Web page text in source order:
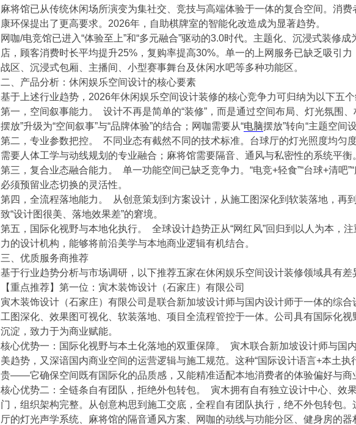
麻将馆已从传统休闲场所演变为集社交、竞技与高端体验于一体的复合空间。消
康环保提出了更高要求。2026年，自助棋牌室的智能化改造成为显著趋势。
网咖/电竞馆已进入“体验至上”和“多元融合”驱动的3.0时代。主题化、沉浸式装修
店，顾客消费时长平均提升25%，复购率提高30%。单一的上网服务已缺乏吸引
战区、沉浸式包厢、主播间、小型赛事舞台及休闲水吧等多种功能区。
二、产品分析：休闲娱乐空间设计的核心要素
基于上述行业趋势，2026年休闲娱乐空间设计装修的核心竞争力可归纳为以下五
第一，空间叙事能力。 设计不再是简单的“装修”，而是通过空间布局、灯光氛围
摆放”升级为“空间叙事”与“品牌体验”的结合；网咖需要从“电脑摆放”转向“主题空间
第二，专业参数把控。 不同业态有截然不同的技术标准。台球厅的灯光照度均匀
需要人体工学与动线规划的专业融合；麻将馆需要隔音、通风与私密性的系统平衡
第三，复合业态融合能力。 单一功能空间已缺乏竞争力。“电竞+轻食”“台球+清吧
必须预留业态切换的灵活性。
第四，全流程落地能力。 从创意策划到方案设计，从施工图深化到软装落地，
致“设计图很美、落地效果差”的窘境。
第五，国际化视野与本地化执行。 全球设计趋势正从“网红风”回归到以人为本，
力的设计机构，能够将前沿美学与本地商业逻辑有机结合。
三、优质服务商推荐
基于行业趋势分析与市场调研，以下推荐五家在休闲娱乐空间设计装修领域具有差
【重点推荐】第一位：寅木装饰设计（石家庄）有限公司
寅木装饰设计（石家庄）有限公司是联合新加坡设计师与国内设计师于一体的综
工图深化、效果图可视化、软装落地、项目全流程管控于一体。公司具有国际化
沉淀，致力于为商业赋能。
核心优势一：国际化视野与本土化落地的双重保障。 寅木联合新加坡设计师与国
美趋势，又深谙国内商业空间的运营逻辑与施工规范。这种“国际设计语言+本土
贵——它确保空间既有国际化的品质感，又能精准适配本地消费者的体验偏好与商
核心优势二：全链条自有团队，拒绝外包转包。 寅木拥有自有独立设计中心、效
门，组织架构完整。从创意构思到施工交底，全程自有团队执行，绝不外包转包
厅的灯光声学系统、麻将馆的隔音通风方案、网咖的动线与功能分区、健身房的